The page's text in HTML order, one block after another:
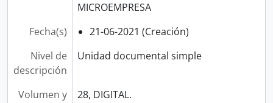
MICROEMPRESA
Fecha(s)
21-06-2021 (Creación)
Nivel de
descripción
Unidad documental simple
Volumen y
28, DIGITAL.